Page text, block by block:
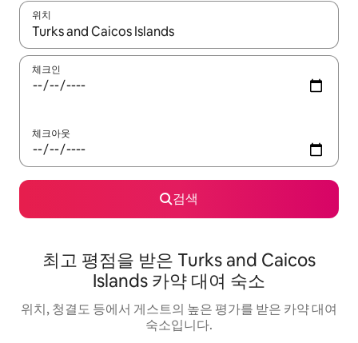
위치
결과가 나오면 위·아래 화살표 키를 사용하거나 터치 또는 스와이
체크인
체크아웃
검색
최고 평점을 받은 Turks and Caicos
Islands 카약 대여 숙소
위치, 청결도 등에서 게스트의 높은 평가를 받은 카약 대여
숙소입니다.